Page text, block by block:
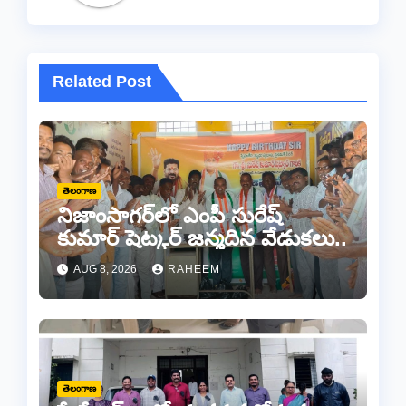
Related Post
తెలంగాణ
నిజాంసాగర్‌లో ఎంపీ సురేష్
కుమార్ షెట్కర్ జన్మదిన వేడుకలు..
AUG 8, 2026 RAHEEM
తెలంగాణ